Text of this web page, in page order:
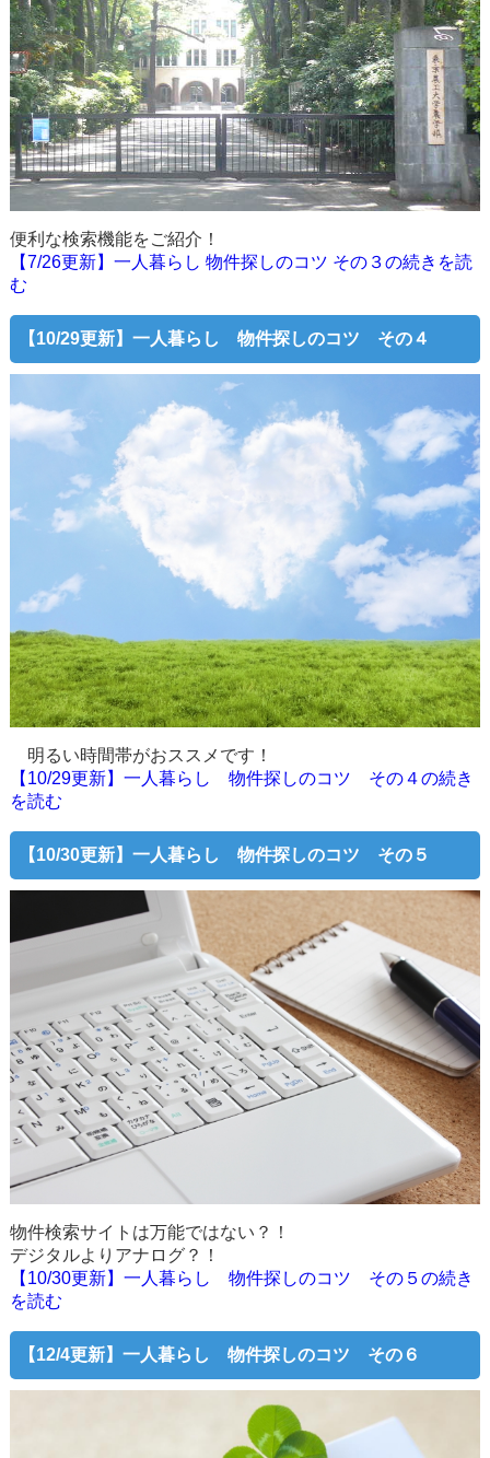
便利な検索機能をご紹介！
【7/26更新】一人暮らし 物件探しのコツ その３の続きを読
む
【10/29更新】一人暮らし 物件探しのコツ その４
明るい時間帯がおススメです！
【10/29更新】一人暮らし 物件探しのコツ その４の続き
を読む
【10/30更新】一人暮らし 物件探しのコツ その５
物件検索サイトは万能ではない？！
デジタルよりアナログ？！
【10/30更新】一人暮らし 物件探しのコツ その５の続き
を読む
【12/4更新】一人暮らし 物件探しのコツ その６